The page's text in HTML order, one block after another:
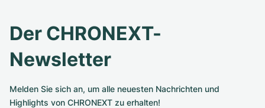
Der CHRONEXT-
Newsletter
Melden Sie sich an, um alle neuesten Nachrichten und
Highlights von CHRONEXT zu erhalten!